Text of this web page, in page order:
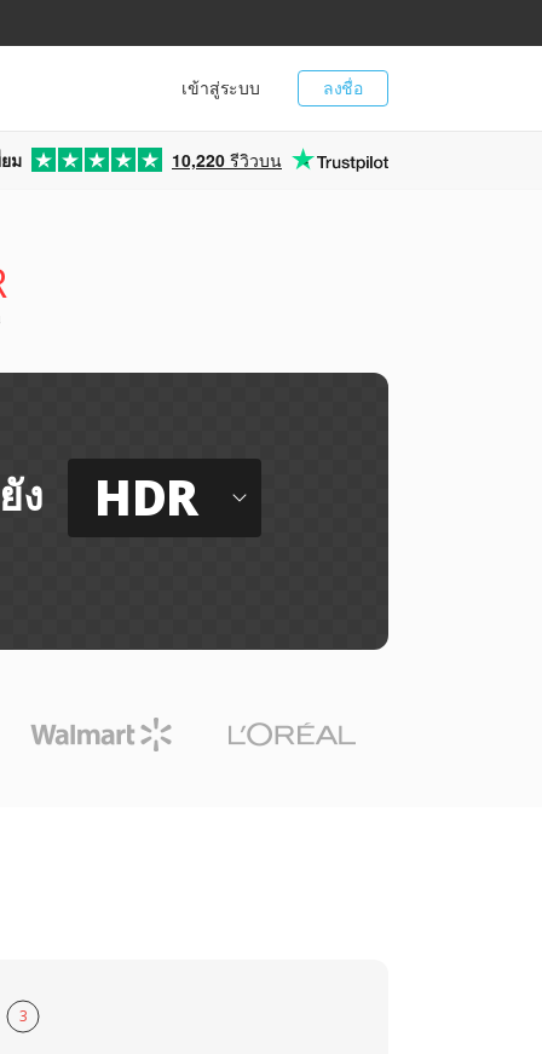
ลงชื่อ
เข้าสู่ระบบ
ม 10,220 รีวิวบน
ง HDR
3